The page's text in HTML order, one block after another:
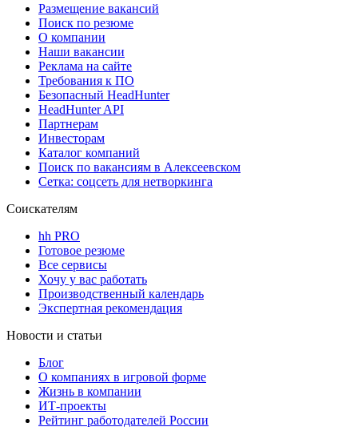
Размещение вакансий
Поиск по резюме
О компании
Наши вакансии
Реклама на сайте
Требования к ПО
Безопасный HeadHunter
HeadHunter API
Партнерам
Инвесторам
Каталог компаний
Поиск по вакансиям в Алексеевском
Сетка: соцсеть для нетворкинга
Соискателям
hh PRO
Готовое резюме
Все сервисы
Хочу у вас работать
Производственный календарь
Экспертная рекомендация
Новости и статьи
Блог
О компаниях в игровой форме
Жизнь в компании
ИТ-проекты
Рейтинг работодателей России